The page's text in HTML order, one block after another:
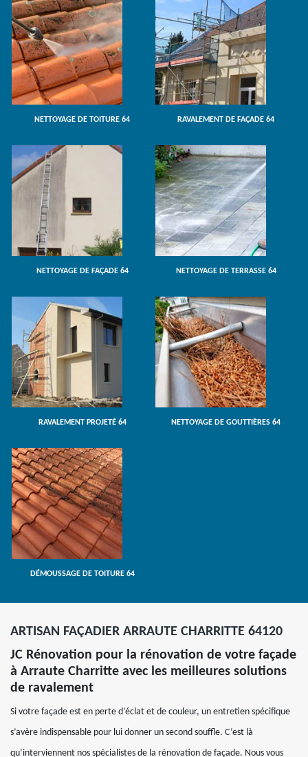
NETTOYAGE DE TOITURE 64 RAVALEMENT DE FAÇADE 64
NETTOYAGE DE FAÇADE 64 NETTOYAGE DE TERRASSE 64
RAVALEMENT PROJETÉ 64 NETTOYAGE DE GOUTTIÈRES 64
DÉMOUSSAGE DE TOITURE 64
ARTISAN FAÇADIER ARRAUTE CHARRITTE 64120
JC Rénovation pour la rénovation de votre façade
à Arraute Charritte avec les meilleures solutions
de ravalement
Si votre façade est en perte d’éclat et de couleur, un entretien spécifique
s’avère indispensable pour lui donner un second souffle. C’est là
qu’interviennent nos spécialistes de la rénovation de façade. Nous vous